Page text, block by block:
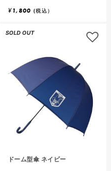
¥1,800 (税込）
SOLD OUT
ドーム型傘 ネイビー